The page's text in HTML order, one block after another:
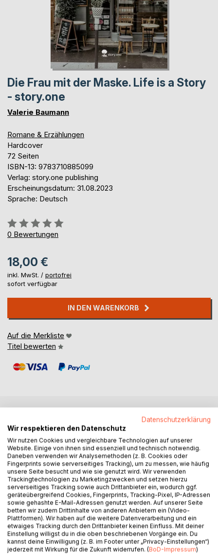
Die Frau mit der Maske. Life is a Story
- story.one
Valerie Baumann
Romane & Erzählungen
Hardcover
72 Seiten
ISBN-13: 9783710885099
Verlag: story.one publishing
Erscheinungsdatum: 31.08.2023
Sprache: Deutsch
Bewertung::
0%
0 Bewertungen
18,00 €
inkl. MwSt. / portofrei
sofort verfügbar
IN DEN WARENKORB
Auf die Merkliste
Titel bewerten
Emil ist ein einfacher Barista. Mit einen lächeln bediente er
allerlei Kunden. Doch einer Kundin zeigte er ein besonders
strahlendes Lächeln. Diese erscheint wie eine einfache
junge Dame. Bis auf das sie eine Maske trägt, welche die
untere hälfte ihres Gesichts bedeckte. Bald stellt sich
jedoch heraus, das hinter ihr mehr steckt als erwartet
AUTOR/IN
PRESSESTIMMEN
Datenschutzerklärung
Wir respektieren den Datenschutz
Wir nutzen Cookies und vergleichbare Technologien auf unserer
Website. Einige von ihnen sind essenziell und technisch notwendig.
Daneben verwenden wir Analysemethoden (z. B. Cookies oder
Fingerprints sowie serverseitiges Tracking), um zu messen, wie häufig
unsere Seite besucht und wie sie genutzt wird. Wir verwenden
Trackingtechnologien zu Marketingzwecken und setzen hierzu
serverseitiges Tracking sowie auch Drittanbieter ein, wodurch ggf.
geräteübergreifend Cookies, Fingerprints, Tracking-Pixel, IP-Adressen
sowie gehashte E-Mail-Adressen genutzt werden. Auf unserer Seite
betten wir zudem Drittinhalte von anderen Anbietern ein (Video-
Plattformen). Wir haben auf die weitere Datenverarbeitung und ein
etwaiges Tracking durch den Drittanbieter keinen Einfluss. Mit deiner
Einstellung willigst du in die oben beschriebenen Vorgänge ein. Du
kannst deine Einwilligung (z. B. im Footer unter „Privacy-Einstellungen“)
jederzeit mit Wirkung für die Zukunft widerrufen. (BoD-Impressum)